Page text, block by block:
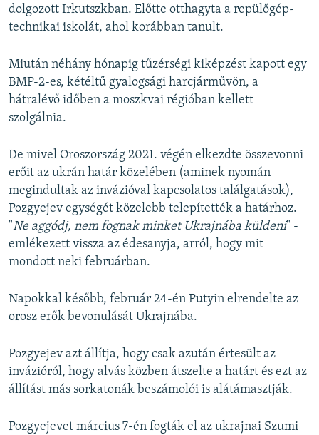
dolgozott Irkutszkban. Előtte otthagyta a repülőgép-
technikai iskolát, ahol korábban tanult.
Miután néhány hónapig tűzérségi kiképzést kapott egy
BMP-2-es, kétéltű gyalogsági harcjárművön, a
hátralévő időben a moszkvai régióban kellett
szolgálnia.
De mivel Oroszország 2021. végén elkezdte összevonni
erőit az ukrán határ közelében (aminek nyomán
megindultak az invázióval kapcsolatos találgatások),
Pozgyejev egységét közelebb telepítették a határhoz.
"Ne aggódj, nem fognak minket Ukrajnába küldeni" -
emlékezett vissza az édesanyja, arról, hogy mit
mondott neki februárban.
Napokkal később, február 24-én Putyin elrendelte az
orosz erők bevonulását Ukrajnába.
Pozgyejev azt állítja, hogy csak azután értesült az
invázióról, hogy alvás közben átszelte a határt és ezt az
állítást más sorkatonák beszámolói is alátámasztják.
Pozgyejevet március 7-én fogták el az ukrajnai Szumi